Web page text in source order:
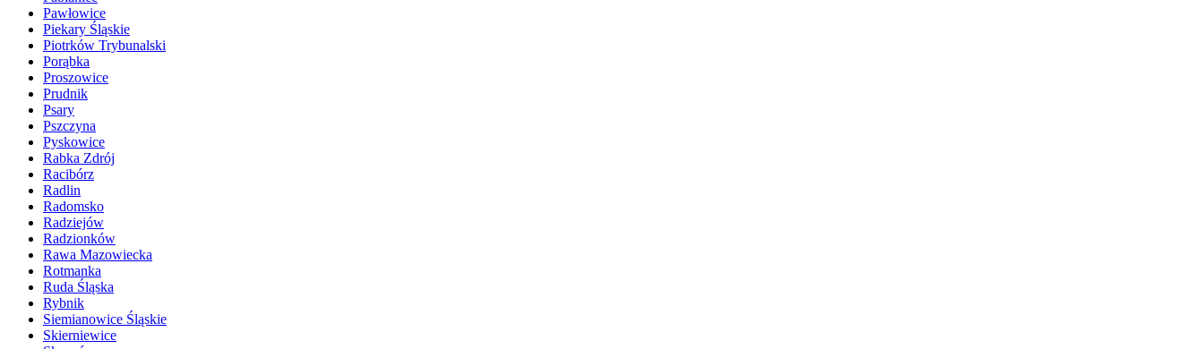
Pawłowice
Piekary Śląskie
Piotrków Trybunalski
Porąbka
Proszowice
Prudnik
Psary
Pszczyna
Pyskowice
Rabka Zdrój
Racibórz
Radlin
Radomsko
Radziejów
Radzionków
Rawa Mazowiecka
Rotmanka
Ruda Śląska
Rybnik
Siemianowice Śląskie
Skierniewice